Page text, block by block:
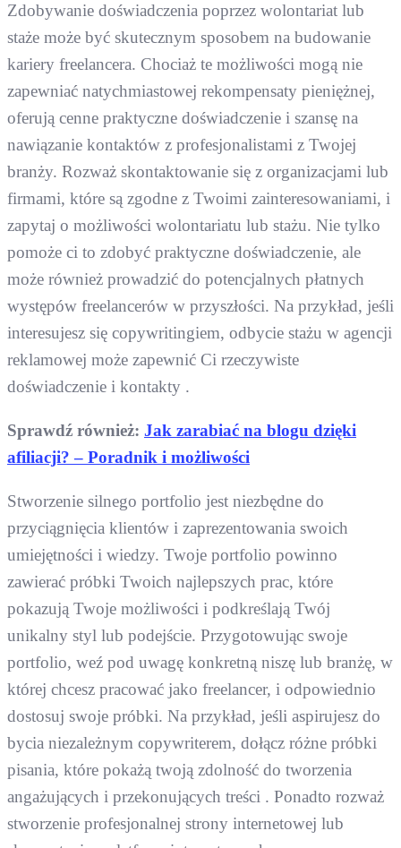
Zdobywanie doświadczenia poprzez wolontariat lub
staże może być skutecznym sposobem na budowanie
kariery freelancera. Chociaż te możliwości mogą nie
zapewniać natychmiastowej rekompensaty pieniężnej,
oferują cenne praktyczne doświadczenie i szansę na
nawiązanie kontaktów z profesjonalistami z Twojej
branży. Rozważ skontaktowanie się z organizacjami lub
firmami, które są zgodne z Twoimi zainteresowaniami, i
zapytaj o możliwości wolontariatu lub stażu. Nie tylko
pomoże ci to zdobyć praktyczne doświadczenie, ale
może również prowadzić do potencjalnych płatnych
występów freelancerów w przyszłości. Na przykład, jeśli
interesujesz się copywritingiem, odbycie stażu w agencji
reklamowej może zapewnić Ci rzeczywiste
doświadczenie i kontakty .
Sprawdź również: Jak zarabiać na blogu dzięki
afiliacji? – Poradnik i możliwości
Stworzenie silnego portfolio jest niezbędne do
przyciągnięcia klientów i zaprezentowania swoich
umiejętności i wiedzy. Twoje portfolio powinno
zawierać próbki Twoich najlepszych prac, które
pokazują Twoje możliwości i podkreślają Twój
unikalny styl lub podejście. Przygotowując swoje
portfolio, weź pod uwagę konkretną niszę lub branżę, w
której chcesz pracować jako freelancer, i odpowiednio
dostosuj swoje próbki. Na przykład, jeśli aspirujesz do
bycia niezależnym copywriterem, dołącz różne próbki
pisania, które pokażą twoją zdolność do tworzenia
angażujących i przekonujących treści . Ponadto rozważ
stworzenie profesjonalnej strony internetowej lub